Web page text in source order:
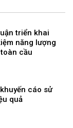
triển khai
năng lượng
cầu
cáo sử
quả